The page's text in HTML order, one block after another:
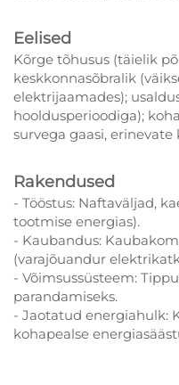
Eelised
Kõrge tõhusus (täielik
keskkonnasõbralik
elektrijaamades);
hooldusperioodiga);
survega gaasi,
Rakendused
- Tööstus: Naftaväljad,
tootmise energias).
- Kaubandus:
(varajõuandur
- Võimsussüsteem:
parandamiseks.
- Jaotatud energiahulk:
kohapealse